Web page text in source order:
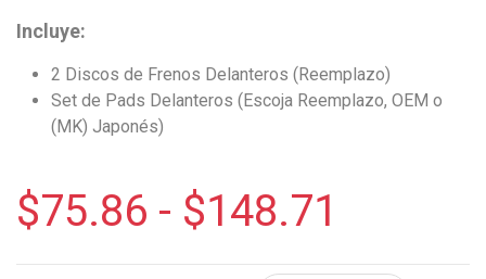
Incluye:
2 Discos de Frenos Delanteros (Reemplazo)
Set de Pads Delanteros (Escoja Reemplazo, OEM o
(MK) Japonés)
$75.86 - $148.71